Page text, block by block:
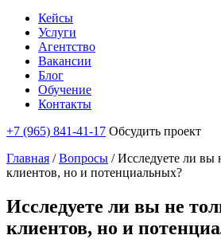
Кейсы
Услуги
Агентство
Вакансии
Блог
Обучение
Контакты
+7 (965) 841-41-17 Обсудить проект
Главная /Вопросы /Исследуете ли вы
клиентов, но и потенциальных?
Исследуете ли вы не
клиентов, но и